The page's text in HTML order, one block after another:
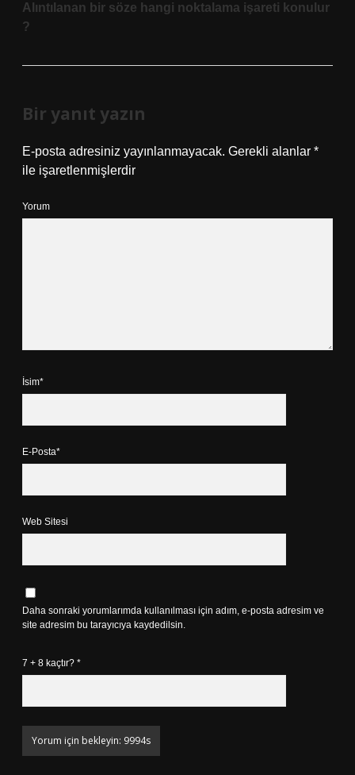
Alıntılanan bir söze hangi noktalama işareti konulur
?
Bir yanıt yazın
E-posta adresiniz yayınlanmayacak. Gerekli alanlar *
ile işaretlenmişlerdir
Yorum
İsim*
E-Posta*
Web Sitesi
Daha sonraki yorumlarımda kullanılması için adım, e-posta adresim ve
site adresim bu tarayıcıya kaydedilsin.
7 + 8 kaçtır? *